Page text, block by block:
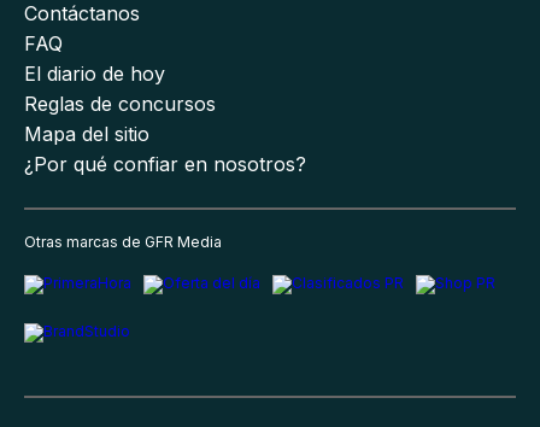
Contáctanos
FAQ
El diario de hoy
Reglas de concursos
Mapa del sitio
¿Por qué confiar en nosotros?
Otras marcas de GFR Media